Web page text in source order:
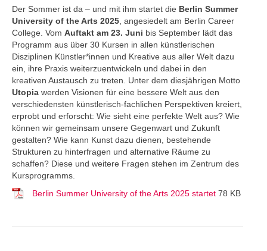
Der Sommer ist da – und mit ihm startet die Berlin Summer
University of the Arts 2025 , angesiedelt am Berlin Career
College. Vom Auftakt am 23. Juni bis September lädt das
Programm aus über 30 Kursen in allen künstlerischen
Disziplinen Künstler*innen und Kreative aus aller Welt dazu
ein, ihre Praxis weiterzuentwickeln und dabei in den
kreativen Austausch zu treten. Unter dem diesjährigen Motto
Utopia werden Visionen für eine bessere Welt aus den
verschiedensten künstlerisch-fachlichen Perspektiven kreiert,
erprobt und erforscht: Wie sieht eine perfekte Welt aus? Wie
können wir gemeinsam unsere Gegenwart und Zukunft
gestalten? Wie kann Kunst dazu dienen, bestehende
Strukturen zu hinterfragen und alternative Räume zu
schaffen? Diese und weitere Fragen stehen im Zentrum des
Kursprogramms.
Berlin Summer University of the Arts 2025 startet 78 KB